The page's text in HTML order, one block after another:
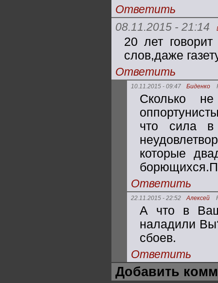
Ответить
08.11.2015 - 21:14
20 лет
слов,даже
Ответить
10.11.2015 - 09:47 Биденко
Сколько
что сила в
которые
Ответить
22.11.2015 - 22:52 Алексей
А что в
наладили
сбоев.
Ответить
Добавить